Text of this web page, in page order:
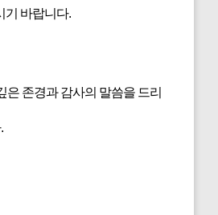
기 바랍니다.
존경과 감사의 말씀을 드리